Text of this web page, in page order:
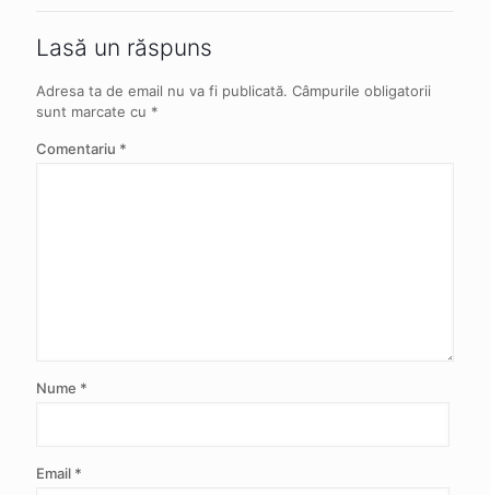
Lasă un răspuns
Adresa ta de email nu va fi publicată. Câmpurile obligatorii
sunt marcate cu *
Comentariu *
Nume *
Email *